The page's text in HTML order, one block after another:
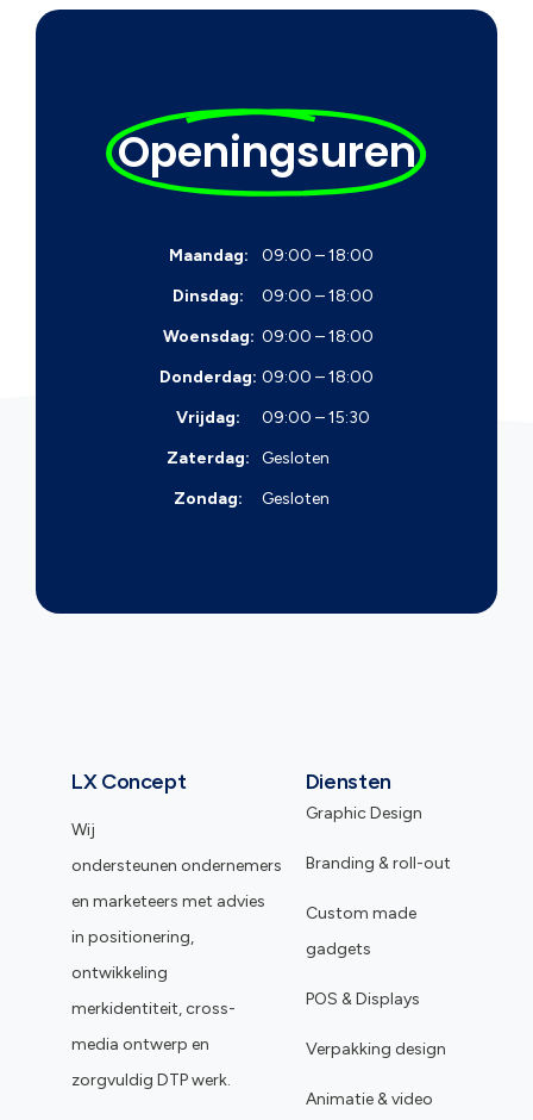
Openingsuren
Maandag:
09:00 – 18:00
Dinsdag:
09:00 – 18:00
Woensdag: 09:00 – 18:00
Donderdag: 09:00 – 18:00
Vrijdag:
09:00 – 15:30
Zaterdag:
Gesloten
Zondag:
Gesloten
LX Concept
Wij
ondersteunen ondernemers
en marketeers met advies
in positionering,
ontwikkeling
merkidentiteit, cross-
media ontwerp en
zorgvuldig DTP werk.
Diensten
Graphic Design
Branding & roll-out
Custom made
gadgets
POS & Displays
Verpakking design
Animatie & video